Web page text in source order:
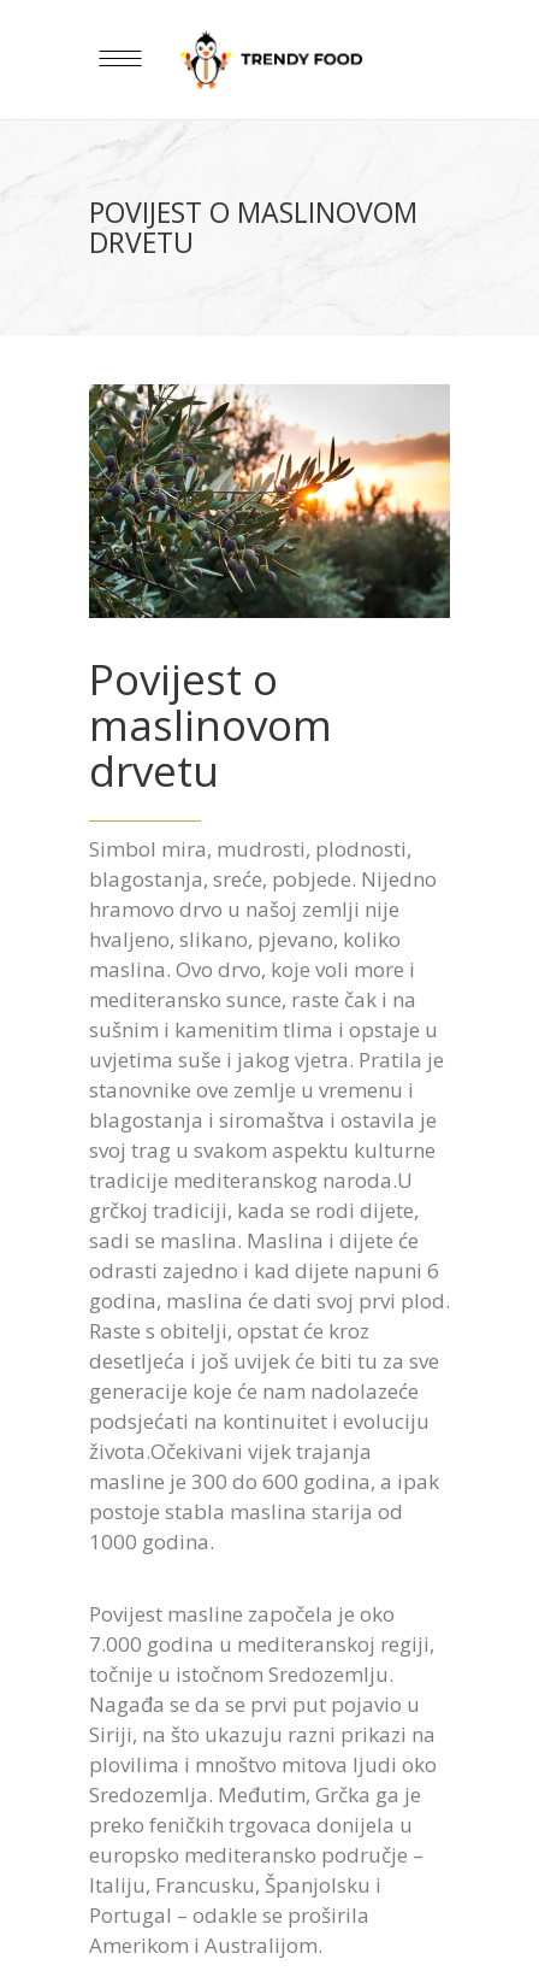
POVIJEST O MASLINOVOM
DRVETU
Povijest o
maslinovom
drvetu
Simbol mira, mudrosti, plodnosti,
blagostanja, sreće, pobjede. Nijedno
hramovo drvo u našoj zemlji nije
hvaljeno, slikano, pjevano, koliko
maslina. Ovo drvo, koje voli more i
mediteransko sunce, raste čak i na
sušnim i kamenitim tlima i opstaje u
uvjetima suše i jakog vjetra. Pratila je
stanovnike ove zemlje u vremenu i
blagostanja i siromaštva i ostavila je
svoj trag u svakom aspektu kulturne
tradicije mediteranskog naroda.U
grčkoj tradiciji, kada se rodi dijete,
sadi se maslina. Maslina i dijete će
odrasti zajedno i kad dijete napuni 6
godina, maslina će dati svoj prvi plod.
Raste s obitelji, opstat će kroz
desetljeća i još uvijek će biti tu za sve
generacije koje će nam nadolazeće
podsjećati na kontinuitet i evoluciju
života.Očekivani vijek trajanja
masline je 300 do 600 godina, a ipak
postoje stabla maslina starija od
1000 godina.
Povijest masline započela je oko
7.000 godina u mediteranskoj regiji,
točnije u istočnom Sredozemlju.
Nagađa se da se prvi put pojavio u
Siriji, na što ukazuju razni prikazi na
plovilima i mnoštvo mitova ljudi oko
Sredozemlja. Međutim, Grčka ga je
preko feničkih trgovaca donijela u
europsko mediteransko područje –
Italiju, Francusku, Španjolsku i
Portugal – odakle se proširila
Amerikom i Australijom.